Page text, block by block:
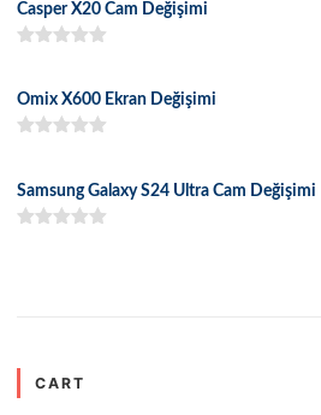
Casper X20 Cam Değişimi
Omix X600 Ekran Değişimi
Samsung Galaxy S24 Ultra Cam Değişimi
CART